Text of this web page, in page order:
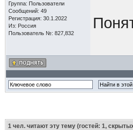
Группа: Пользователи
Сообщений: 49
Регистрация: 30.1.2022
Из: Россия
Пользователь №: 827,832
1чел. читают эту тему (гостей: 1,